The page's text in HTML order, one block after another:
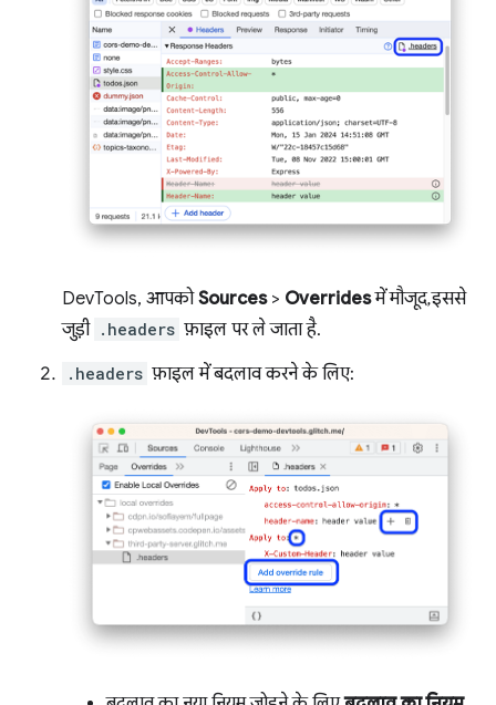
DevTools, आपकोSources> Overridesमें मौजूद, इससे
जुड़ी .headers फ़ाइल पर ले जाता है.
.headers फ़ाइल में बदलाव करने के लिए: